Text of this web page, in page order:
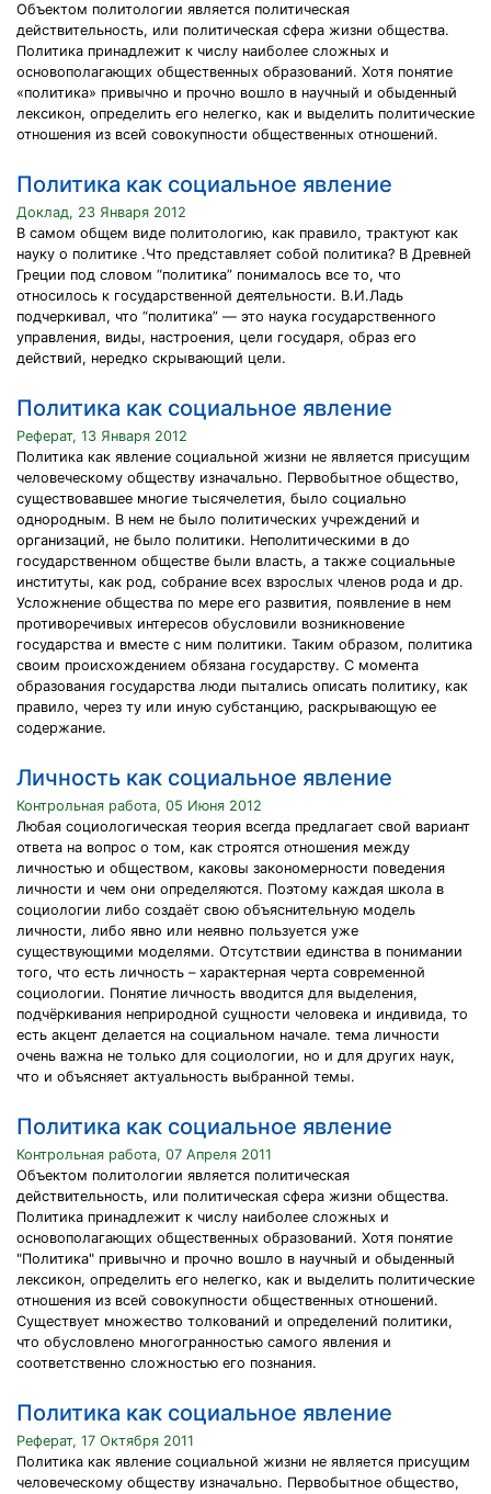
Объектом политологии является политическая
действительность, или политическая сфера жизни общества.
Политика принадлежит к числу наиболее сложных и
основополагающих общественных образований. Хотя понятие
«политика» привычно и прочно вошло в научный и обыденный
лексикон, определить его нелегко, как и выделить политические
отношения из всей совокупности общественных отношений.
Политика как социальное явление
Доклад, 23 Января 2012
В самом общем виде политологию, как правило, тракту­ют как
науку о политике .Что представляет собой полити­ка? В Древней
Греции под словом “политика” понималось все то, что
относилось к государственной деятельности. В.И.Ладь
подчеркивал, что “политика” — это наука государствен­ного
управления, виды, настроения, цели государя, образ его
действий, нередко скрывающий цели.
Политика как социальное явление
Реферат, 13 Января 2012
Политика как явление социальной жизни не является присущим
человеческому обществу изначально. Первобытное общество,
существовавшее многие тысячелетия, было социально
однородным. В нем не было политических учреждений и
организаций, не было политики. Неполитическими в до
государственном обществе были власть, а также социальные
институты, как род, собрание всех взрослых членов рода и др.
Усложнение общества по мере его развития, появление в нем
противоречивых интересов обусловили возникновение
государства и вместе с ним политики. Таким образом, политика
своим происхождением обязана государству. С момента
образования государства люди пытались описать политику, как
правило, через ту или иную субстанцию, раскрывающую ее
содержание.
Личность как социальное явление
Контрольная работа, 05 Июня 2012
Любая социологическая теория всегда предлагает свой вариант
ответа на вопрос о том, как строятся отношения между
личностью и обществом, каковы закономерности поведения
личности и чем они определяются. Поэтому каждая школа в
социологии либо создаёт свою объяснительную модель
личности, либо явно или неявно пользуется уже
существующими моделями. Отсутствии единства в понимании
того, что есть личность – характерная черта современной
социологии. Понятие личность вводится для выделения,
подчёркивания неприродной сущности человека и индивида, то
есть акцент делается на социальном начале. тема личности
очень важна не только для социологии, но и для других наук,
что и объясняет актуальность выбранной темы.
Политика как социальное явление
Контрольная работа, 07 Апреля 2011
Объектом политологии является политическая
действительность, или политическая сфера жизни общества.
Политика принадлежит к числу наиболее сложных и
основополагающих общественных образований. Хотя понятие
"Политика" привычно и прочно вошло в научный и обыденный
лексикон, определить его нелегко, как и выделить политические
отношения из всей совокупности общественных отношений.
Существует множество толкований и определений политики,
что обусловлено многогранностью самого явления и
соответственно сложностью его познания.
Политика как социальное явление
Реферат, 17 Октября 2011
Политика как явление социальной жизни не является присущим
человеческому обществу изначально. Первобытное общество,